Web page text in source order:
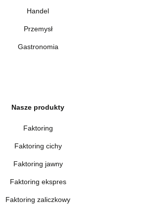
Handel
Przemysł
Gastronomia
Nasze produkty
Faktoring
Faktoring cichy
Faktoring jawny
Faktoring ekspres
Faktoring zaliczkowy